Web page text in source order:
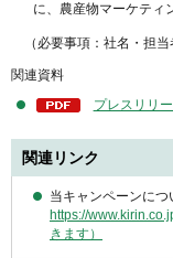
に、農産物マーケティ
（必要事項：社名・担当
関連資料
プレスリリ
関連リンク
当キャンペーンにつ
https://
きます）